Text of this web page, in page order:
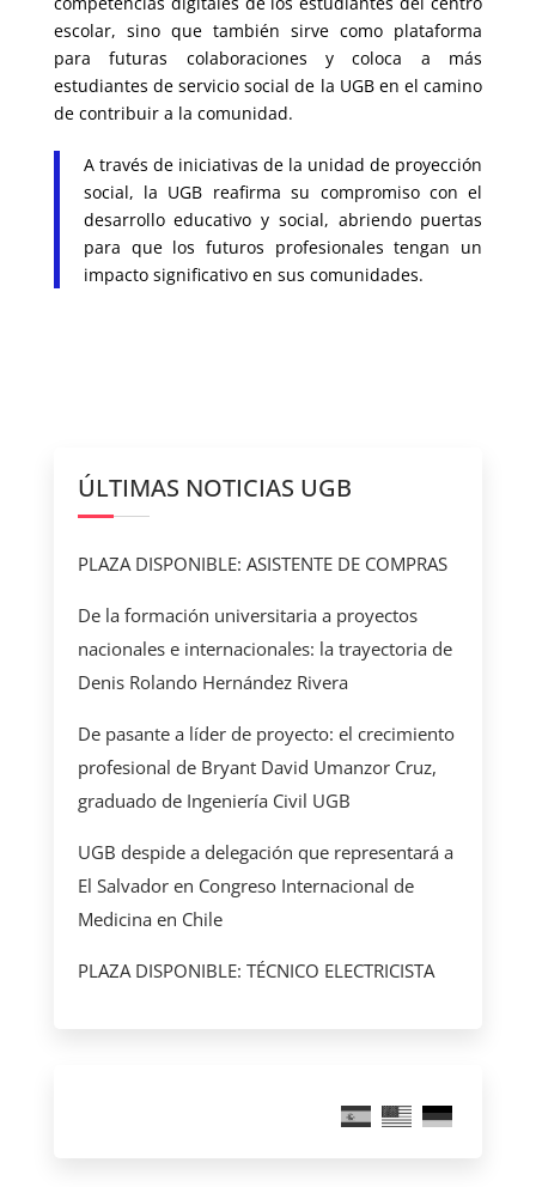
escolar, sino que también sirve como plataforma
para futuras colaboraciones y coloca a más
estudiantes de servicio social de la UGB en el camino
de contribuir a la comunidad.
A través de iniciativas de la unidad de proyección
social, la UGB reafirma su compromiso con el
desarrollo educativo y social, abriendo puertas
para que los futuros profesionales tengan un
impacto significativo en sus comunidades.
ÚLTIMAS NOTICIAS UGB
PLAZA DISPONIBLE: ASISTENTE DE COMPRAS
De la formación universitaria a proyectos
nacionales e internacionales: la trayectoria de
Denis Rolando Hernández Rivera
De pasante a líder de proyecto: el crecimiento
profesional de Bryant David Umanzor Cruz,
graduado de Ingeniería Civil UGB
UGB despide a delegación que representará a
El Salvador en Congreso Internacional de
Medicina en Chile
PLAZA DISPONIBLE: TÉCNICO ELECTRICISTA